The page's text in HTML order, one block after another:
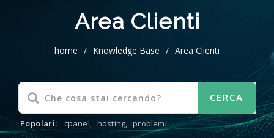
Area Clienti
home / Knowledge Base / Area Clienti
Popolari: cpanel, hosting, problemi